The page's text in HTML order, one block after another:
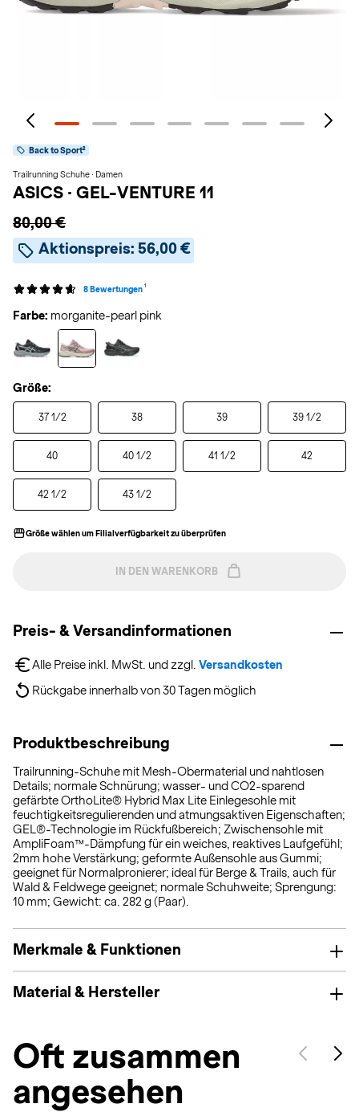
Back to Sport²
Trailrunning Schuhe · Damen
ASICS · GEL-VENTURE 11
80,00 €
Aktionspreis: 56,00 €
8 Bewertungen 1
Farbe: morganite-pearl pink
Größe:
37 1/2 38 39 39 1/2
40 40 1/2 41 1/2 42
42 1/2 43 1/2
Größe wählen um Filialverfügbarkeit zu überprüfen
IN DEN WARENKORB
Preis- & Versandinformationen
Alle Preise inkl. MwSt. und zzgl. Versandkosten
Rückgabe innerhalb von 30 Tagen möglich
Produktbeschreibung
Trailrunning-Schuhe mit Mesh-Obermaterial und nahtlosen
Details; normale Schnürung; wasser- und CO2-sparend
gefärbte OrthoLite® Hybrid Max Lite Einlegesohle mit
feuchtigkeitsregulierenden und atmungsaktiven Eigenschaften;
GEL®-Technologie im Rückfußbereich; Zwischensohle mit
AmpliFoam™-Dämpfung für ein weiches, reaktives Laufgefühl;
2mm hohe Verstärkung; geformte Außensohle aus Gummi;
geeignet für Normalpronierer; ideal für Berge & Trails, auch für
Wald & Feldwege geeignet; normale Schuhweite; Sprengung:
10 mm; Gewicht: ca. 282 g (Paar).
Merkmale & Funktionen
Material & Hersteller
Oft zusammen
angesehen